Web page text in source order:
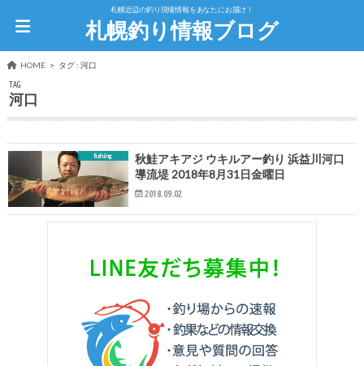
札幌近辺の釣り現場情報をあなたにお届け！
札幌釣り情報ブログ
HOME タグ : 河口
TAG
河口
fishing
秋鮭アキアジ ウキルアー釣り 浜益川河口
導流堤 2018年8月31日金曜日
2018.09.02